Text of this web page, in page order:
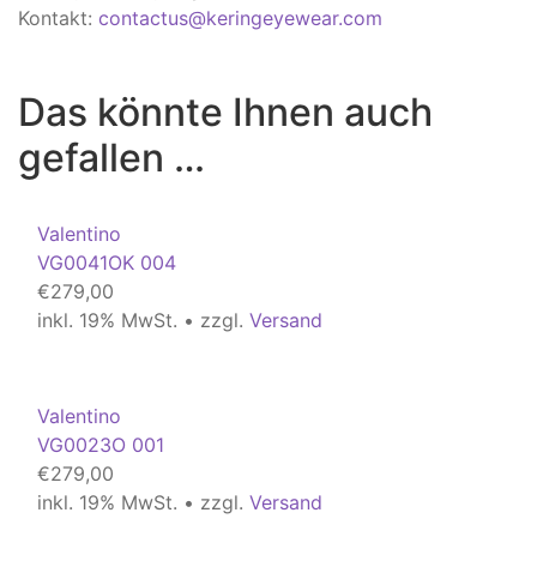
Kontakt: contactus@keringeyewear.com
Das könnte Ihnen auch
gefallen …
Valentino
VG0041OK 004
€279,00
inkl. 19% MwSt. • zzgl. Versand
Valentino
VG0023O 001
€279,00
inkl. 19% MwSt. • zzgl. Versand